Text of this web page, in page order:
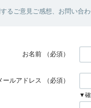
るご意見ご感想、お問い合
お名前 （必須）
ールアドレス （必須）
▼確